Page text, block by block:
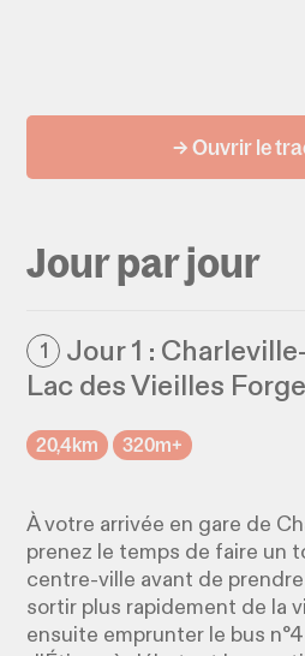
→ Ouvrir le
Jour par jour
1
Jour 1 :
Lac des Vieilles
20,4km 320m+
À votre arrivée en gare de
prenez le temps de faire un
centre-ville avant de
sortir plus rapidement de la
ensuite emprunter le bus